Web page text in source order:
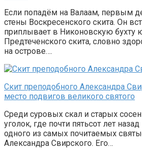
Если попадём на Валаам, первым
стены Воскресенского скита. Он
приплывает в Никоновскую бухту
Предтеченского скита, словно
на острове….
Скит преподобного Александра
место подвигов великого святого
Среди суровых скал и старых
уголок, где почти пятьсот лет
одного из самых почитаемых
Александра Свирского. Его…